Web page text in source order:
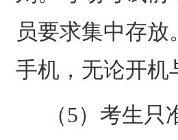
员要求集中存
手机，无论开机
（5）考生只